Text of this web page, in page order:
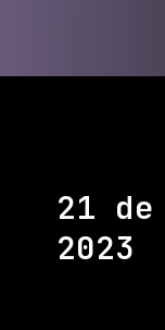
21
2023